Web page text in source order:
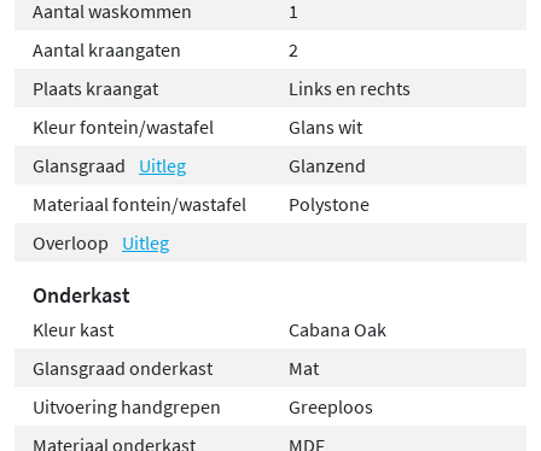
Aantal waskommen
1
Aantal kraangaten
2
Plaats kraangat
Links en rechts
Kleur fontein/wastafel
Glans wit
Glansgraad
Uitleg
Glanzend
Materiaal fontein/wastafel
Polystone
Overloop
Uitleg
Onderkast
Kleur kast
Cabana Oak
Glansgraad onderkast
Mat
Uitvoering handgrepen
Greeploos
Materiaal onderkast
MDF